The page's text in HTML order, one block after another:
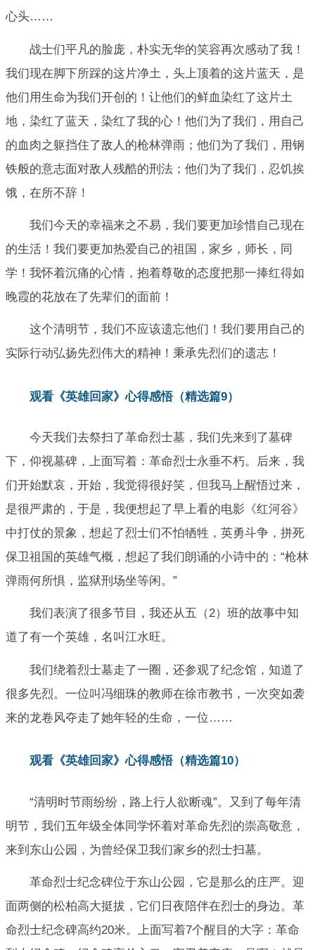
心头……
战士们平凡的脸庞，朴实无华的笑容再次感动了我！
我们现在脚下所踩的这片净土，头上顶着的这片蓝天，是
他们用生命为我们开创的！让他们的鲜血染红了这片土
地，染红了蓝天，染红了我的心！他们为了我们，用自己
的血肉之躯挡住了敌人的枪林弹雨；他们为了我们，用钢
铁般的意志面对敌人残酷的刑法；他们为了我们，忍饥挨
饿，在所不辞！
我们今天的幸福来之不易，我们要更加珍惜自己现在
的生活！我们要更加热爱自己的祖国，家乡，师长，同
学！我怀着沉痛的心情，抱着尊敬的态度把那一捧红得如
晚霞的花放在了先辈们的面前！
这个清明节，我们不应该遗忘他们！我们要用自己的
实际行动弘扬先烈伟大的精神！秉承先烈们的遗志！
观看《英雄回家》心得感悟（精选篇9）
今天我们去祭扫了革命烈士墓，我们先来到了墓碑
下，仰视墓碑，上面写着：革命烈士永垂不朽。后来，我
们开始默哀，开始，我觉得很好笑，但我马上醒悟过来，
是很严肃的，于是，我便想起了早上看的电影《红河谷》
中打仗的景象，想起了烈士们不怕牺牲，英勇斗争，拼死
保卫祖国的英雄气概，想起了我们朗诵的小诗中的：“枪林
弹雨何所惧，监狱刑场坐等闲。”
我们表演了很多节目，我还从五（2）班的故事中知
道了有一个英雄，名叫江水旺。
我们绕着烈士墓走了一圈，还参观了纪念馆，知道了
很多先烈。一位叫冯细珠的教师在徐市教书，一次突如袭
来的龙卷风夺走了她年轻的生命，一位……
观看《英雄回家》心得感悟（精选篇10）
“清明时节雨纷纷，路上行人欲断魂”。又到了每年清
明节，我们五年级全体同学怀着对革命先烈的崇高敬意，
来到东山公园，为曾经保卫我们家乡的烈士扫墓。
革命烈士纪念碑位于东山公园，它是那么的庄严。迎
面两侧的松柏高大挺拔，它们日夜陪伴在烈士的身边。革
命烈士纪念碑高约20米。上面写着7个醒目的大字：革命